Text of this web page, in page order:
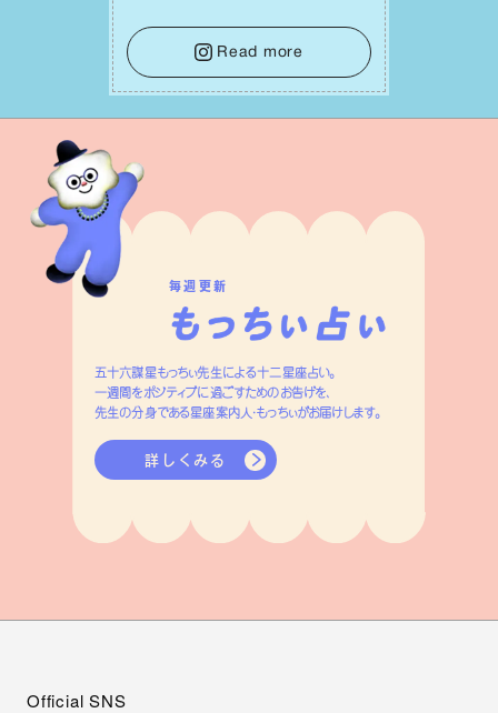
せになっていくイメージを持って⼀歩を
踏み出して。⼀⼈⼀⼈の良いところが混
ざり合い、ハッピーな未来が形作られて
いきます。
Read more
毎週更新
五十六謀星もっちぃ先生による十二星座占い。
一週間をポジティブに過ごすためのお告げを、
先生の分身である星座案内人・もっちぃがお届けします。
詳しくみる
Official SNS